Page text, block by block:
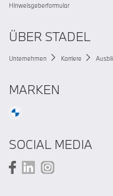
Hinweisgeberformular
ÜBER STADEL
Unternehmen Karriere
MARKEN
SOCIAL MEDIA